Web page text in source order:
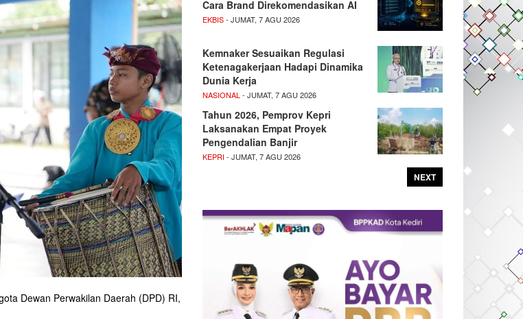
Dewan Perwakilan Daerah (DPD) RI,
Cara Brand Direkomendasikan AI
EKBIS- JUMAT, 7 AGU 2026
Kemnaker Sesuaikan Regulasi
Ketenagakerjaan Hadapi Dinamika
Dunia Kerja
NASIONAL - JUMAT, 7 AGU 2026
Tahun 2026, Pemprov Kepri
Laksanakan Empat Proyek
Pengendalian Banjir
KEPRI- JUMAT, 7 AGU 2026
NEXT